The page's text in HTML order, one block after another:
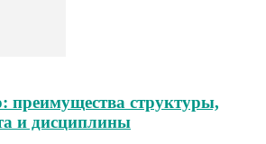
структуры,
и дисциплины